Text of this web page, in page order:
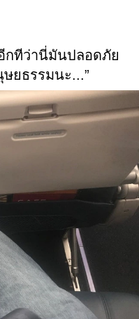
กทีว่านี่มันปลอดภัย
ษยธรรมนะ...”